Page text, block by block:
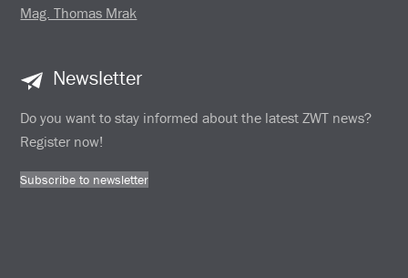
Mag. Thomas Mrak
Newsletter
Do you want to stay informed about the latest ZWT news?
Register now!
Subscribe to newsletter